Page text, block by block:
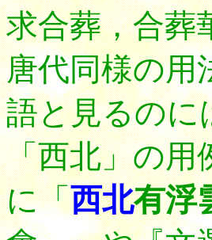
求合葬，合葬
唐代同様の用
語と見るのに
「西北」の用
に「西北有浮